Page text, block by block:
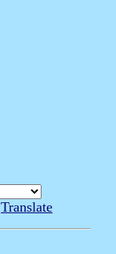
Translate